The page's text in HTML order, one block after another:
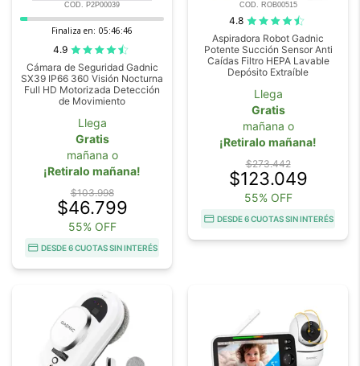
COD. P2P00039
Finaliza en: 05:46:44
4.9
Cámara de Seguridad Gadnic
SX39 IP66 360 Visión Nocturna
Full HD Motorizada Detección
de Movimiento
Llega
Gratis
mañana o
¡Retiralo mañana!
$103.998
$46.799
55% OFF
DESDE 6 CUOTAS SIN INTERÉS
COD. ROB00515
4.8
Aspiradora Robot Gadnic
Potente Succión Sensor Anti
Caídas Filtro HEPA Lavable
Depósito Extraíble
Llega
Gratis
mañana o
¡Retiralo mañana!
$273.442
$123.049
55% OFF
DESDE 6 CUOTAS SIN INTERÉS